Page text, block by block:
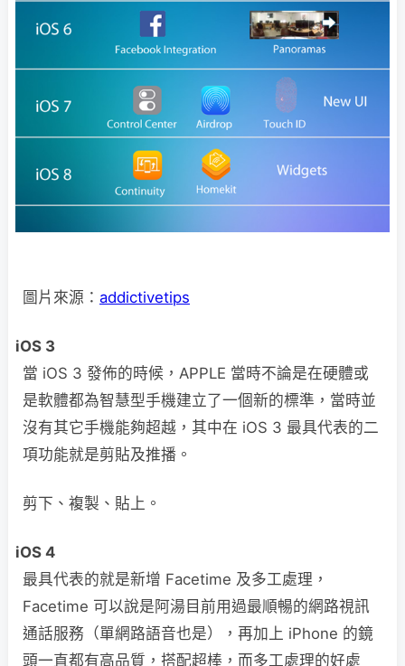
圖片來源： addictivetips
iOS 3
當 iOS 3 發佈的時候，APPLE 當時不論是在硬體或
是軟體都為智慧型手機建立了一個新的標準，當時並
沒有其它手機能夠超越，其中在 iOS 3 最具代表的二
項功能就是剪貼及推播。
剪下、複製、貼上。
iOS 4
最具代表的就是新增 Facetime 及多工處理，
Facetime 可以說是阿湯目前用過最順暢的網路視訊
通話服務（單網路語音也是），再加上 iPhone 的鏡
頭一直都有高品質，搭配超棒，而多工處理的好處